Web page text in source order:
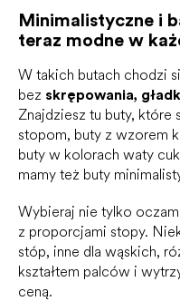
Minimalistyczne i
teraz modne w
W takich butach chodzi
bez skrępowania,
Znajdziesz tu buty, które
stopom, buty z wzorem
buty w kolorach waty
mamy też buty
Wybieraj nie tylko
z proporcjami stopy.
stóp, inne dla wąskich,
kształtem palców i
ceną.